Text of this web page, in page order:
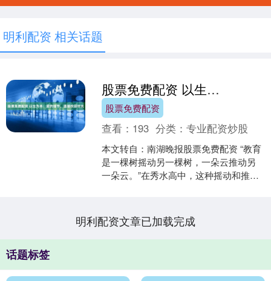
明利配资 相关话题
股票免费配资 以生为本：爱的细节，温暖校园时光
股票免费配资
查看： 193 分类：专业配资炒股
本文转自：南湖晚报股票免费配资 “教育
是一棵树摇动另一棵树，一朵云推动另
一朵云。”在秀水高中，这种摇动和推
明利配资文章已加载完成
话题标签